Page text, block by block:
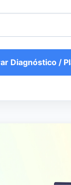
Diagnóstico /